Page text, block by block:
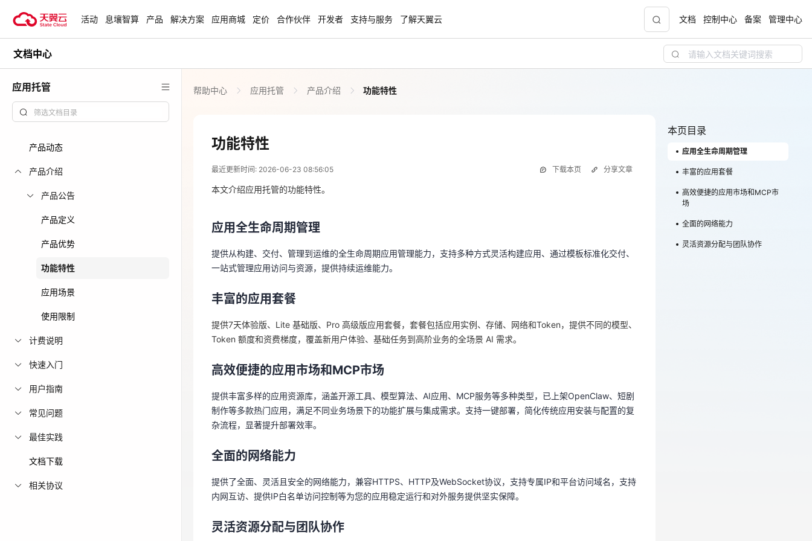
试用，产品折扣等，助您降本增
安全隔离版OpenClaw NEW 聚力AI赋能 天翼云大模型专项
企业出海解决方案
助力您的业务扬帆出海，通达全球！
“一云多芯、一云多态”,国产化软件全面适配，
国家云助力中小企业腾飞，高额上云补贴重磅
爆款云主机全场特惠，2核4G只要1.8折起！
免费活动
免费试用中心
多款云产品免费试用，快来开启云上之旅
天翼云用户体验官
您的洞察，重塑科技边界
活动 息壤智算 产品 解决方案 应用商城 定价 合作伙伴 开发者 支持与服务 了解天翼云 文档 控制中心 备案 管理中心
文档中心
应用托管
产品动态
产品介绍
产品公告
产品定义
产品优势
功能特性
应用场景
使用限制
计费说明
快速入门
用户指南
常见问题
最佳实践
文档下载
相关协议
帮助中心 应用托管 产品介绍 功能特性
功能特性
最近更新时间: 2026-06-23 08:56:05 下载本页
2026-06-23 00:56:05
应用全生命周期管理
一站式管理应用访问与资源，提供持续运维能力。
丰富的应用套餐
Token 额度和资费梯度，覆盖新用户体验、基础任务到高阶业务的全场景 AI 需求。
高效便捷的应用市场和MCP市场
制作等多款热门应用，满足不同业务场景下的功能扩展与集成需求。支持一键部署，简化传统应用安装与配置的复
全面的网络能力
内网互访、提供IP白名单访问控制等为您的应用稳定运行和对外服务提供坚实保障。
灵活资源分配与团队协作
现对成员访问范围与操作权限的精细化控制。
分享文章
本文介绍应用托管的功能特性。
应用全生命周期管理
提供从构建、交付、管理到运维的全生命周期应用管理能力，支持多种方式灵活构建应用、通过模板标准化交付、
一站式管理应用访问与资源，提供持续运维能力。
丰富的应用套餐
提供7天体验版、Lite 基础版、Pro 高级版应用套餐，套餐包括应用实例、存储、网络和Token，提供不同的模型、
Token 额度和资费梯度，覆盖新用户体验、基础任务到高阶业务的全场景 AI 需求。
高效便捷的应用市场和MCP市场
提供丰富多样的应用资源库，涵盖开源工具、模型算法、AI应用、MCP服务等多种类型，已上架OpenClaw、短剧
制作等多款热门应用，满足不同业务场景下的功能扩展与集成需求。支持一键部署，简化传统应用安装与配置的复
杂流程，显著提升部署效率。
全面的网络能力
提供了全面、灵活且安全的网络能力，兼容HTTPS、HTTP及WebSocket协议，支持专属IP和平台访问域名，支持
内网互访、提供IP白名单访问控制等为您的应用稳定运行和对外服务提供坚实保障。
灵活资源分配与团队协作
本页目录
应用全生命周期管理
丰富的应用套餐
高效便捷的应用市场和MCP市
场
全面的网络能力
灵活资源分配与团队协作